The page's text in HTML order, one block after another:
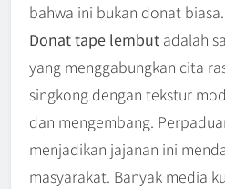
bahwa ini bukan donat biasa.
Donat tape lembut adalah
yang menggabungkan cita
singkong dengan tekstur
dan mengembang.
menjadikan jajanan ini
masyarakat. Banyak media